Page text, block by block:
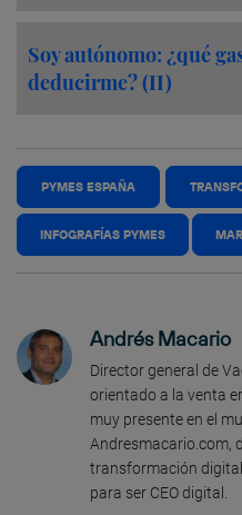
Soy autónomo: ¿qué
deducirme? (II)
PYMES ESPAÑA
INFOGRAFÍAS PYMES
Andrés Macario
Director general de
orientado a la venta
muy presente en el
Andresmacario.com,
transformación
para ser CEO digital.